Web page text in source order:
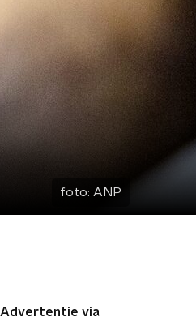
foto: ANP
Advertentie via